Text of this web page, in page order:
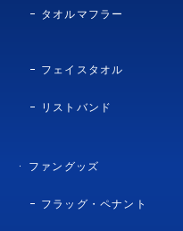
タオルマフラー
フェイスタオル
リストバンド
ファングッズ
フラッグ・ペナント